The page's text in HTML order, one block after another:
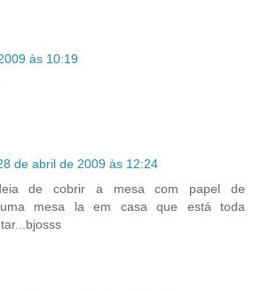
às 10:19
de abril de 2009 às 12:24
de cobrir a mesa com papel de
uma mesa la em casa que está toda